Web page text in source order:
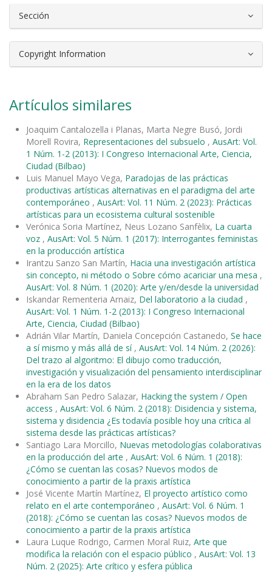
Sección
Copyright Information
Artículos similares
Joaquim Cantalozella i Planas, Marta Negre Busó, Jordi
Morell Rovira, Representaciones del subsuelo , AusArt: Vol.
1 Núm. 1-2 (2013): I Congreso Internacional Arte, Ciencia,
Ciudad (Bilbao)
Luis Manuel Mayo Vega, Paradojas de las prácticas
productivas artísticas alternativas en el paradigma del arte
contemporáneo , AusArt: Vol. 11 Núm. 2 (2023): Prácticas
artísticas para un ecosistema cultural sostenible
Verónica Soria Martínez, Neus Lozano Sanfèlix, La cuarta
voz , AusArt: Vol. 5 Núm. 1 (2017): Interrogantes feministas
en la producción artística
Irantzu Sanzo San Martín, Hacia una investigación artística
sin concepto, ni método o Sobre cómo acariciar una mesa ,
AusArt: Vol. 8 Núm. 1 (2020): Arte y/en/desde la universidad
Iskandar Rementeria Arnaiz, Del laboratorio a la ciudad ,
AusArt: Vol. 1 Núm. 1-2 (2013): I Congreso Internacional
Arte, Ciencia, Ciudad (Bilbao)
Adrián Vilar Martín, Daniela Concepción Castanedo, Se hace
a sí mismo y más allá de sí , AusArt: Vol. 14 Núm. 2 (2026):
Del trazo al algoritmo: El dibujo como traducción,
investigación y visualización del pensamiento interdisciplinar
en la era de los datos
Abraham San Pedro Salazar, Hacking the system / Open
access , AusArt: Vol. 6 Núm. 2 (2018): Disidencia y sistema,
sistema y disidencia ¿Es todavía posible hoy una crítica al
sistema desde las prácticas artísticas?
Santiago Lara Morcillo, Nuevas metodologías colaborativas
en la producción del arte , AusArt: Vol. 6 Núm. 1 (2018):
¿Cómo se cuentan las cosas? Nuevos modos de
conocimiento a partir de la praxis artística
José Vicente Martín Martínez, El proyecto artístico como
relato en el arte contemporáneo , AusArt: Vol. 6 Núm. 1
(2018): ¿Cómo se cuentan las cosas? Nuevos modos de
conocimiento a partir de la praxis artística
Laura Luque Rodrigo, Carmen Moral Ruiz, Arte que
modifica la relación con el espacio público , AusArt: Vol. 13
Núm. 2 (2025): Arte crítico y esfera pública